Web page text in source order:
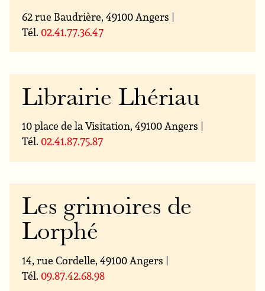
62 rue Baudrière, 49100 Angers |
Tél. 02.41.77.36.47
Librairie Lhériau
10 place de la Visitation, 49100 Angers |
Tél. 02.41.87.75.87
Les grimoires de
Lorphé
14, rue Cordelle, 49100 Angers |
Tél. 09.87.42.68.98